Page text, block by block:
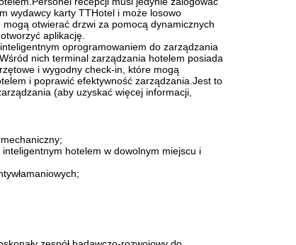
wydawcy karty TTHotel i może losowo
otwierać drzwi za pomocą dynamicznych
aplikację.
oprogramowaniem do zarządzania
nich terminal zarządzania hotelem posiada
i wygodny check-in, które mogą
i poprawić efektywność zarządzania.Jest to
(aby uzyskać więcej informacji,
hotelem w dowolnym miejscu i